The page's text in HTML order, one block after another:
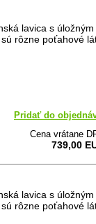
lavica s úložným
rôzne poťahové
Pridať do
Cena vrátane
739,00
lavica s úložným
rôzne poťahové